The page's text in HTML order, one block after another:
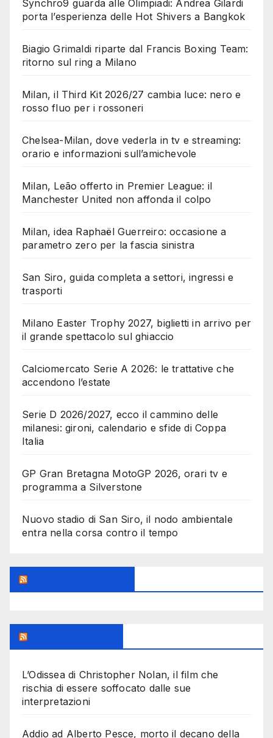
Synchro9 guarda alle Olimpiadi: Andrea Gilardi
porta l’esperienza delle Hot Shivers a Bangkok
Biagio Grimaldi riparte dal Francis Boxing Team:
ritorno sul ring a Milano
Milan, il Third Kit 2026/27 cambia luce: nero e
rosso fluo per i rossoneri
Chelsea-Milan, dove vederla in tv e streaming:
orario e informazioni sull’amichevole
Milan, Leão offerto in Premier League: il
Manchester United non affonda il colpo
Milan, idea Raphaël Guerreiro: occasione a
parametro zero per la fascia sinistra
San Siro, guida completa a settori, ingressi e
trasporti
Milano Easter Trophy 2027, biglietti in arrivo per
il grande spettacolo sul ghiaccio
Calciomercato Serie A 2026: le trattative che
accendono l’estate
Serie D 2026/2027, ecco il cammino delle
milanesi: gironi, calendario e sfide di Coppa
Italia
GP Gran Bretagna MotoGP 2026, orari tv e
programma a Silverstone
Nuovo stadio di San Siro, il nodo ambientale
entra nella corsa contro il tempo
L’Odissea di Christopher Nolan, il film che
rischia di essere soffocato dalle sue
interpretazioni
Addio ad Alberto Pesce, morto il decano della